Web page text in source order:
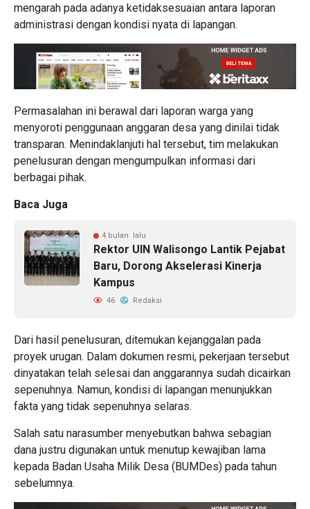
mengarah pada adanya ketidaksesuaian antara laporan
administrasi dengan kondisi nyata di lapangan.
Permasalahan ini berawal dari laporan warga yang
menyoroti penggunaan anggaran desa yang dinilai tidak
transparan. Menindaklanjuti hal tersebut, tim melakukan
penelusuran dengan mengumpulkan informasi dari
berbagai pihak.
Baca Juga
4 bulan lalu
Rektor UIN Walisongo Lantik Pejabat
Baru, Dorong Akselerasi Kinerja
Kampus
46 Redaksi
Dari hasil penelusuran, ditemukan kejanggalan pada
proyek urugan. Dalam dokumen resmi, pekerjaan tersebut
dinyatakan telah selesai dan anggarannya sudah dicairkan
sepenuhnya. Namun, kondisi di lapangan menunjukkan
fakta yang tidak sepenuhnya selaras.
Salah satu narasumber menyebutkan bahwa sebagian
dana justru digunakan untuk menutup kewajiban lama
kepada Badan Usaha Milik Desa (BUMDes) pada tahun
sebelumnya.